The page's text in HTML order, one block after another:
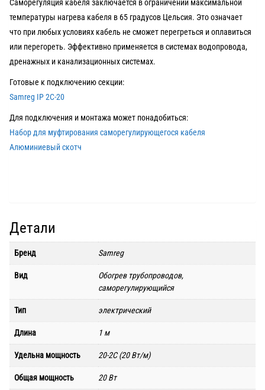
Саморегуляция кабеля заключается в ограничении максимальной
температуры нагрева кабеля в 65 градусов Цельсия. Это означает
что при любых условиях кабель не сможет перегреться и оплавиться
или перегореть. Эффективно применяется в системах водопровода,
дренажных и канализационных системах.
Готовые к подключению секции:
Samreg IP 2C-20
Для подключения и монтажа может понадобиться:
Набор для муфтирования саморегулирующегося кабеля
Алюминиевый скотч
Детали
Бренд Samreg
Вид
Обогрев трубопроводов,
саморегулирующийся
Тип электрический
Длина 1 м
Удельна мощность 20-2C (20 Вт/м)
Общая мощность 20 Вт